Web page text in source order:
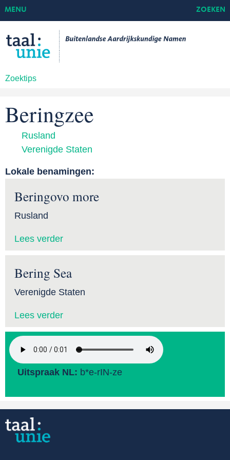
Zoektips
MENU ZOEKEN
Beringzee
Rusland
Verenigde Staten
Lokale benamingen:
Beringovo more
Rusland
Lees verder
Bering Sea
Verenigde Staten
Lees verder
Uitspraak NL: b*e-rIN-ze